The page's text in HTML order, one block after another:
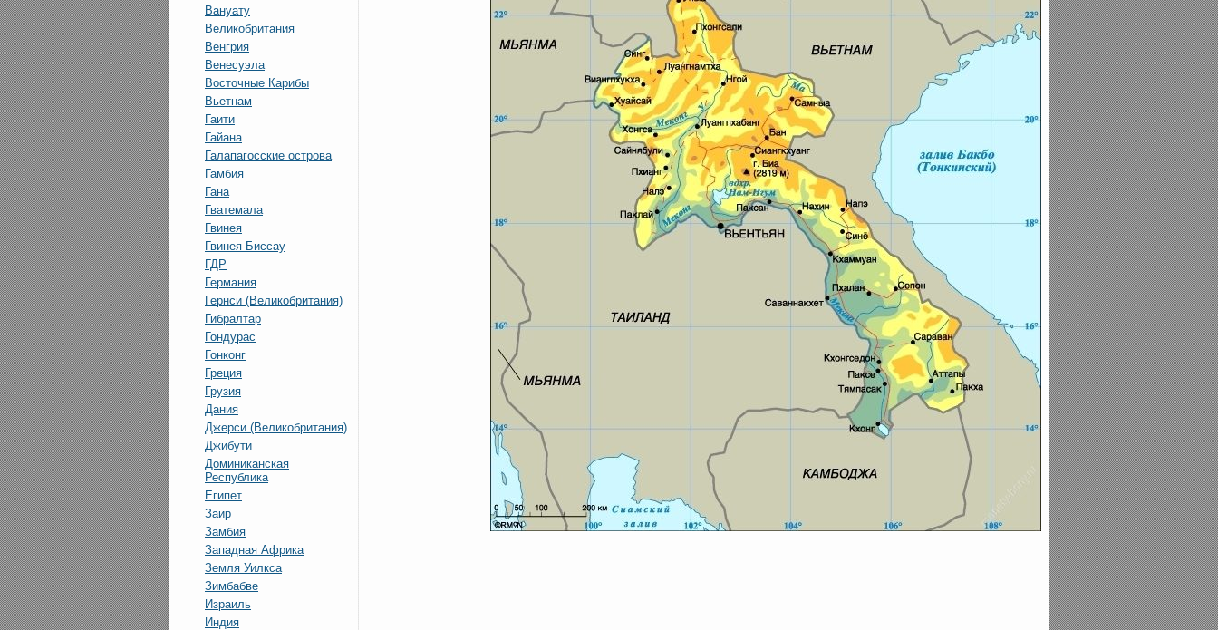
Вануату
Великобритания
Венгрия
Венесуэла
Восточные Карибы
Вьетнам
Гаити
Гайана
Галапагосские острова
Гамбия
Гана
Гватемала
Гвинея
Гвинея-Биссау
ГДР
Германия
Гернси (Великобритания)
Гибралтар
Гондурас
Гонконг
Греция
Грузия
Дания
Джерси (Великобритания)
Джибути
Доминиканская
Республика
Египет
Заир
Замбия
Западная Африка
Земля Уилкса
Зимбабве
Израиль
Индия